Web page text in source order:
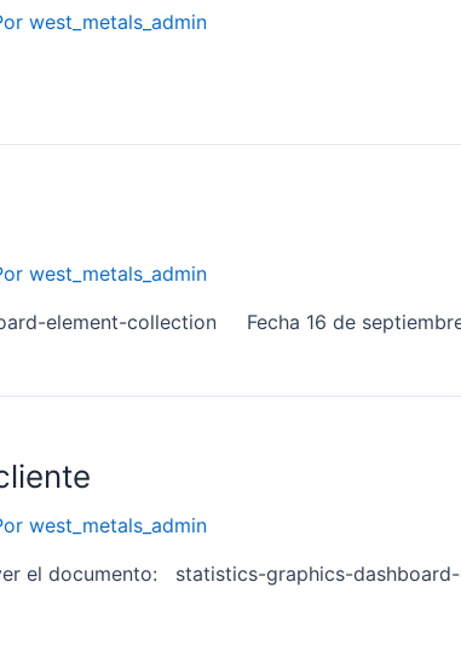
west_metals_admin
west_metals_admin
element-collection Fecha 16 de
west_metals_admin
el documento: statistics-graphics-